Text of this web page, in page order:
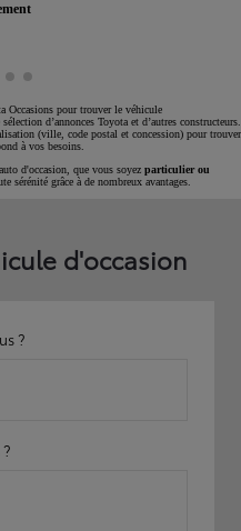
Occasions pour trouver le véhicule
d’annonces Toyota et d’autres constructeurs.
(ville, code postal et concession) pour trouver
à vos besoins.
d'occasion, que vous soyez particulier ou
sérénité grâce à de nombreux avantages.
d'occasion
?